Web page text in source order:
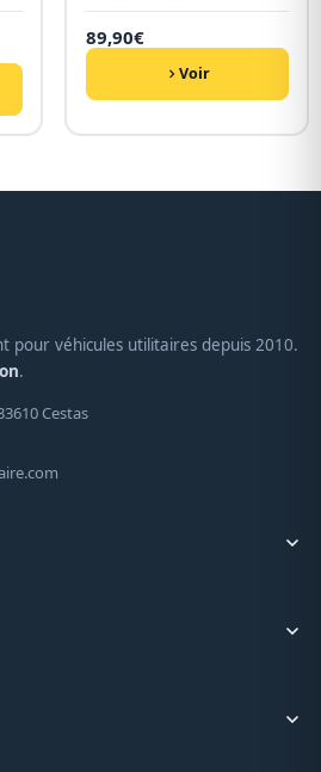
89,90€
Voir
pour véhicules utilitaires depuis 2010.
.
Cestas